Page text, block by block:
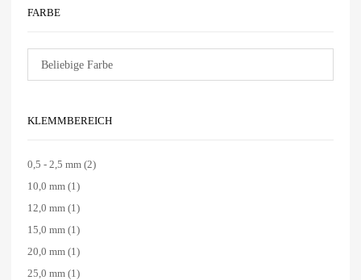
FARBE
KLEMMBEREICH
0,5 - 2,5 mm (2)
10,0 mm (1)
12,0 mm (1)
15,0 mm (1)
20,0 mm (1)
25,0 mm (1)